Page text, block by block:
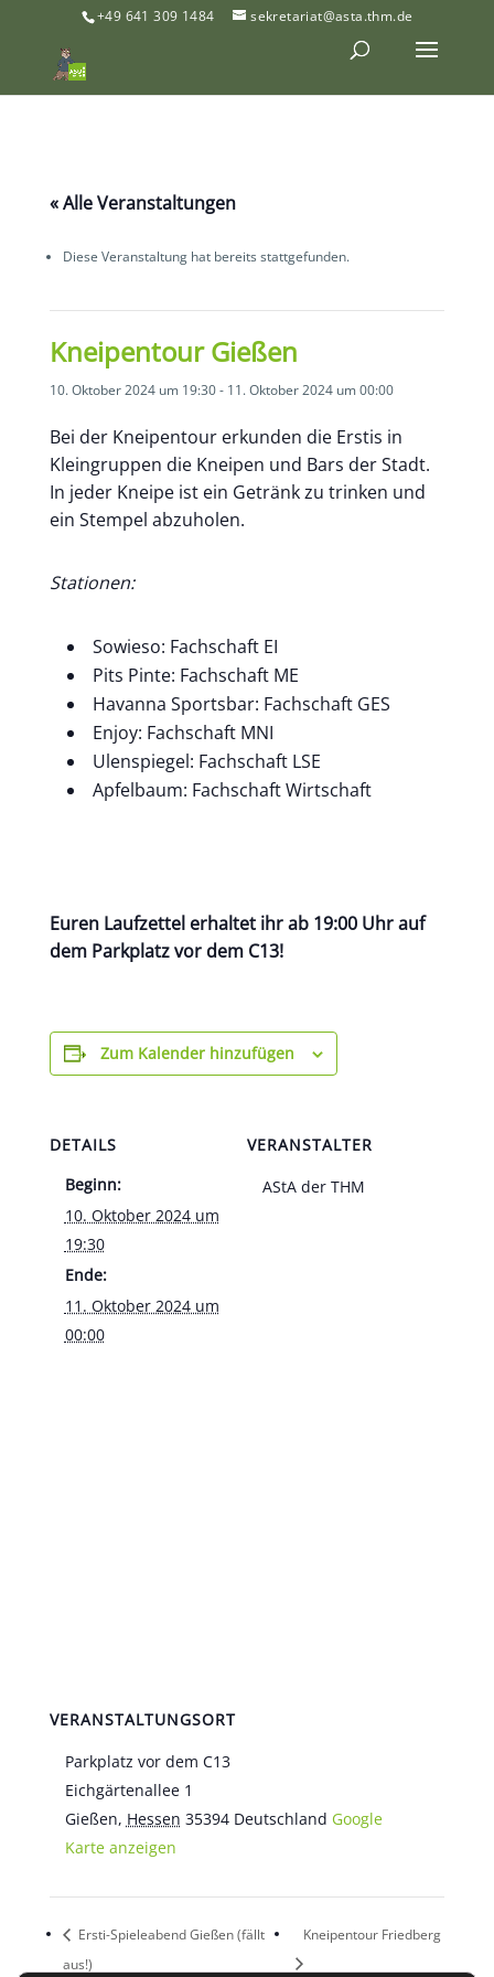
+49 641 309 1484 sekretariat@asta.thm.de
« Alle Veranstaltungen
Diese Veranstaltung hat bereits stattgefunden.
Kneipentour Gießen
10. Oktober 2024 um 19:30- 11. Oktober 2024 um 00:00
Bei der Kneipentour erkunden die Erstis in
Kleingruppen die Kneipen und Bars der Stadt.
In jeder Kneipe ist ein Getränk zu trinken und
ein Stempel abzuholen.
Stationen:
Sowieso: Fachschaft EI
Pits Pinte: Fachschaft ME
Havanna Sportsbar: Fachschaft GES
Enjoy: Fachschaft MNI
Ulenspiegel: Fachschaft LSE
Apfelbaum: Fachschaft Wirtschaft
Euren Laufzettel erhaltet ihr ab 19:00 Uhr auf
dem Parkplatz vor dem C13!
Zum Kalender hinzufügen
DETAILS
Beginn:
10. Oktober 2024 um
19:30
Ende:
11. Oktober 2024 um
00:00
VERANSTALTER
AStA der THM
VERANSTALTUNGSORT
Parkplatz vor dem C13
Eichgärtenallee 1
Gießen, Hessen 35394 Deutschland Google
Karte anzeigen
Ersti-Spieleabend Gießen (fällt
aus!)
Kneipentour Friedberg